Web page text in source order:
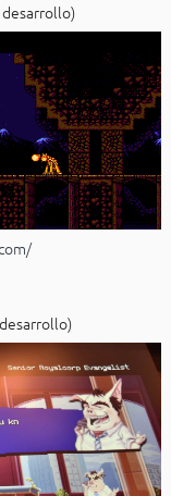
desarrollo)